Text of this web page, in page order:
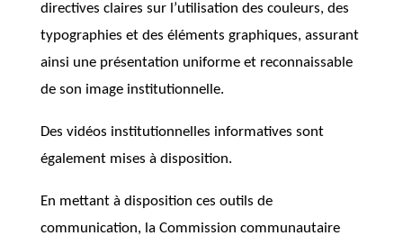
directives claires sur l’utilisation des couleurs, des
typographies et des éléments graphiques, assurant
ainsi une présentation uniforme et reconnaissable
de son image institutionnelle.
Des vidéos institutionnelles informatives sont
également mises à disposition.
En mettant à disposition ces outils de
communication, la Commission communautaire